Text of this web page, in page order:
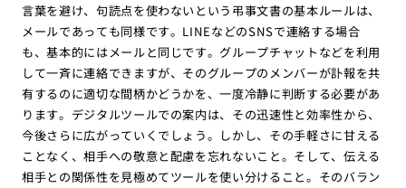
言葉を避け、句読点を使わないという弔事文書の基本ルールは、
メールであっても同様です。LINEなどのSNSで連絡する場合
も、基本的にはメールと同じです。グループチャットなどを利用
して一斉に連絡できますが、そのグループのメンバーが訃報を共
有するのに適切な間柄かどうかを、一度冷静に判断する必要があ
ります。デジタルツールでの案内は、その迅速性と効率性から、
今後さらに広がっていくでしょう。しかし、その手軽さに甘える
ことなく、相手への敬意と配慮を忘れないこと。そして、伝える
相手との関係性を見極めてツールを使い分けること。そのバラン